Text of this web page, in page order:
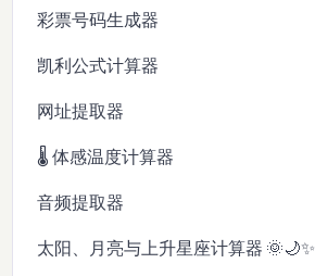
彩票号码生成器
凯利公式计算器
网址提取器
🌡️ 体感温度计算器
音频提取器
太阳、月亮与上升星座计算器 🌞🌙✨